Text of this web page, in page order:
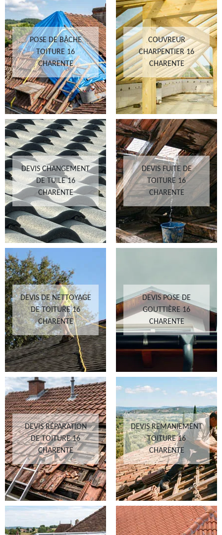
POSE DE BÂCHE
TOITURE 16
CHARENTE
COUVREUR
CHARPENTIER 16
CHARENTE
DEVIS CHANGEMENT
DE TUILE 16
CHARENTE
DEVIS FUITE DE
TOITURE 16
CHARENTE
DEVIS DE NETTOYAGE
DE TOITURE 16
CHARENTE
DEVIS POSE DE
GOUTTIÈRE 16
CHARENTE
DEVIS RÉPARATION
DE TOITURE 16
CHARENTE
DEVIS REMANIEMENT
TOITURE 16
CHARENTE